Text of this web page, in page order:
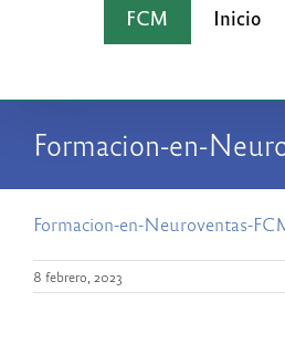
FCM Inicio
Formacion-en-
Formacion-en-Neuroventas-
8 febrero, 2023